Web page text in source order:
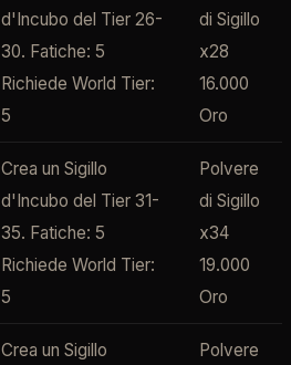
d'Incubo del Tier 26-
30. Fatiche: 5
Richiede World Tier:
5
di Sigillo
x28
16.000
Oro
Crea un Sigillo
d'Incubo del Tier 31-
35. Fatiche: 5
Richiede World Tier:
5
Polvere
di Sigillo
x34
19.000
Oro
Crea un Sigillo
Polvere